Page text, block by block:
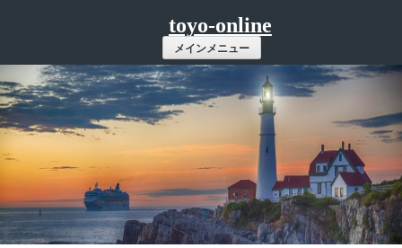
ツ
へ
ス
キ
ッ
プ
toyo-online
メインメニュー